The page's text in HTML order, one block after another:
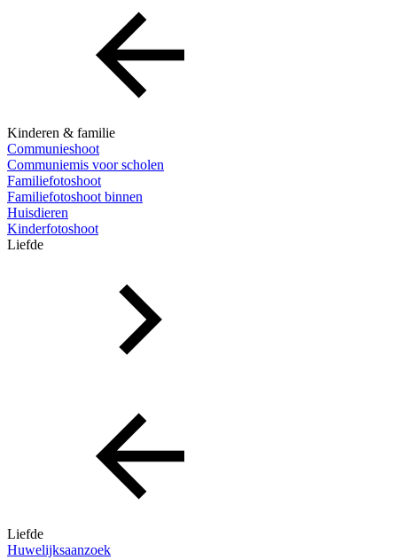
Kinderen & familie
Communieshoot
Communiemis voor scholen
Familiefotoshoot
Familiefotoshoot binnen
Huisdieren
Kinderfotoshoot
Liefde
Liefde
Huwelijksaanzoek